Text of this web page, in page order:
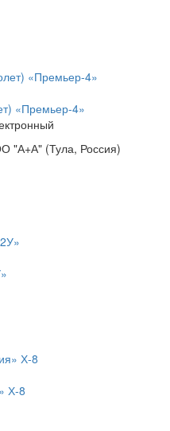
«Премьер-4»
"А+А" (Тула, Россия)
Х-8